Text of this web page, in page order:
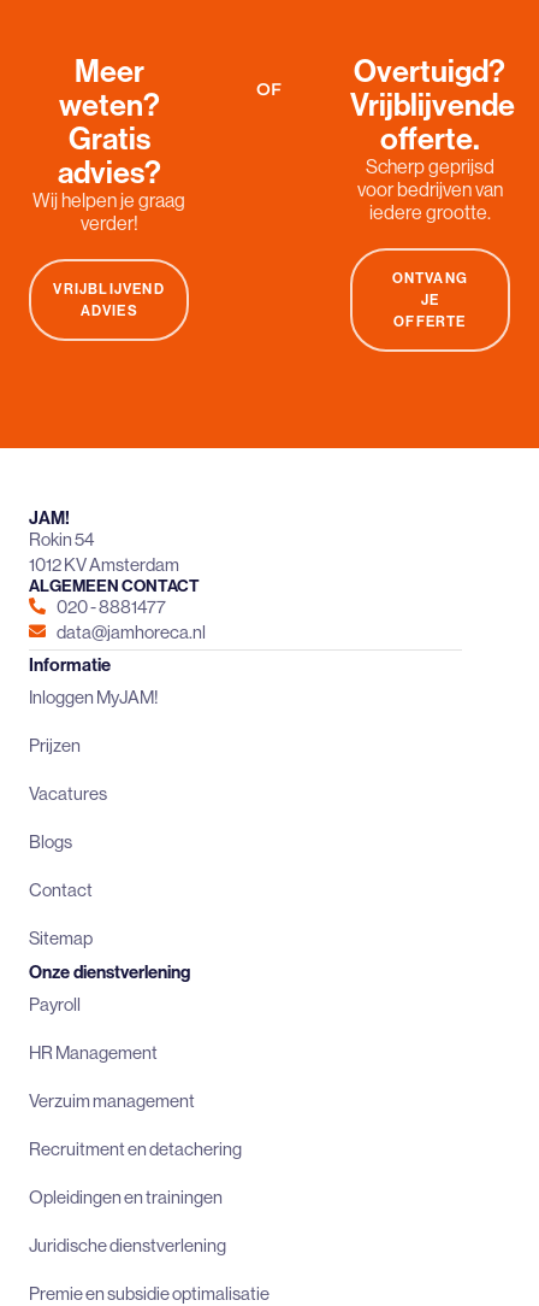
Meer
weten?
Gratis
advies?
Wij helpen je graag
verder!
VRIJBLIJVEND
ADVIES
OF
Overtuigd?
Vrijblijvende
offerte.
Scherp geprijsd
voor bedrijven van
iedere grootte.
ONTVANG
JE
OFFERTE
JAM!
Rokin 54
1012 KV Amsterdam
ALGEMEEN CONTACT
020 - 8881477
data@jamhoreca.nl
Informatie
Inloggen MyJAM!
Prijzen
Vacatures
Blogs
Contact
Sitemap
Onze dienstverlening
Payroll
HR Management
Verzuim management
Recruitment en detachering
Opleidingen en trainingen
Juridische dienstverlening
Premie en subsidie optimalisatie